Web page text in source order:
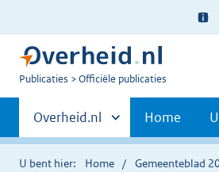
Ter
U
Publicaties Officiële publicaties
Primaire
navigatie
Andere
sites
binnen
Overheid.nl Home
U bent hier: Home Gemeenteblad